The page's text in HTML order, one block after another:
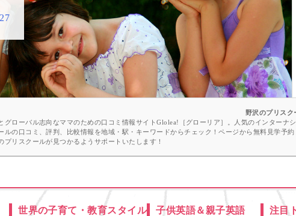
一覧
ビュー
野沢のプリスク
グローバル志向なママのための口コミ情報サイトGlolea!［グローリア］。人気のインターナ
ルの口コミ、評判、比較情報を地域・駅・キーワードからチェック！ページから無料見学予
リスクールが見つかるようサポートいたします！
世界の子育て・教育スタイル 子供英語＆親子英語 注目